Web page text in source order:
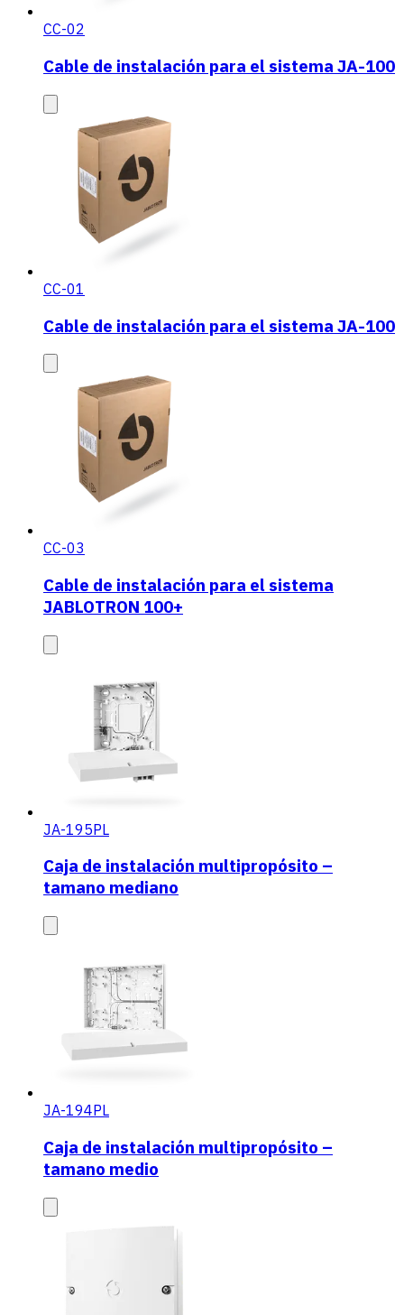
CC-02
Cable de instalación para el sistema JA-100
CC-01
Cable de instalación para el sistema JA-100
CC-03
Cable de instalación para el sistema
JABLOTRON 100+
JA-195PL
Caja de instalación multipropósito –
tamano mediano
JA-194PL
Caja de instalación multipropósito –
tamano medio